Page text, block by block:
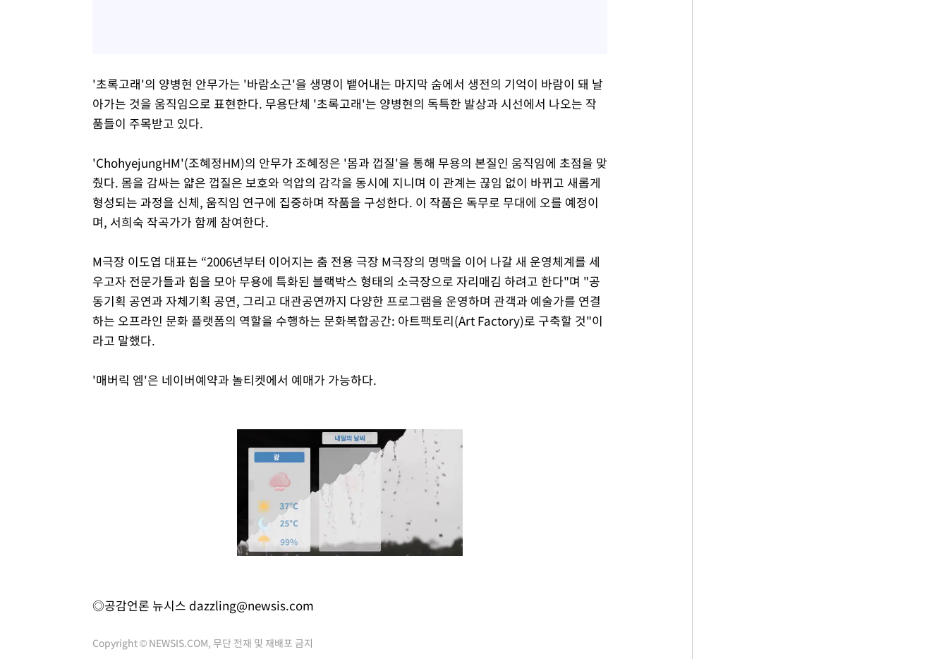
'초록고래'의 양병현 안무가는 '바람소근'을 생명이 뱉어내는 마지막 숨에서 생전의 기억이 바람이 돼 날
아가는 것을 움직임으로 표현한다. 무용단체 '초록고래'는 양병현의 독특한 발상과 시선에서 나오는 작
품들이 주목받고 있다.
'ChohyejungHM'(조혜정HM)의 안무가 조혜정은 '몸과 껍질'을 통해 무용의 본질인 움직임에 초점을 맞
췄다. 몸을 감싸는 얇은 껍질은 보호와 억압의 감각을 동시에 지니며 이 관계는 끊임 없이 바뀌고 새롭게
형성되는 과정을 신체, 움직임 연구에 집중하며 작품을 구성한다. 이 작품은 독무로 무대에 오를 예정이
며, 서희숙 작곡가가 함께 참여한다.
M극장 이도엽 대표는 “2006년부터 이어지는 춤 전용 극장 M극장의 명맥을 이어 나갈 새 운영체계를 세
우고자 전문가들과 힘을 모아 무용에 특화된 블랙박스 형태의 소극장으로 자리매김 하려고 한다"며 "공
동기획 공연과 자체기획 공연, 그리고 대관공연까지 다양한 프로그램을 운영하며 관객과 예술가를 연결
하는 오프라인 문화 플랫폼의 역할을 수행하는 문화복합공간: 아트팩토리(Art Factory)로 구축할 것"이
라고 말했다.
'매버릭 엠'은 네이버예약과 놀티켓에서 예매가 가능하다.
◎공감언론 뉴시스 dazzling@newsis.com
Copyright © NEWSIS.COM, 무단 전재 및 재배포 금지